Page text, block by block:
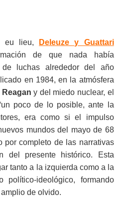
eu lieu,
Deleuze y Guattari
de que nada había
luchas alrededor del año
en 1984, en la atmósfera
Reagan y del miedo nuclear, el
poco de lo posible, ante la
era como si el impulso
mundos del mayo de 68
por completo de las narrativas
del presente histórico. Esta
tanto a la izquierda como a la
político-ideológico, formando
de olvido.